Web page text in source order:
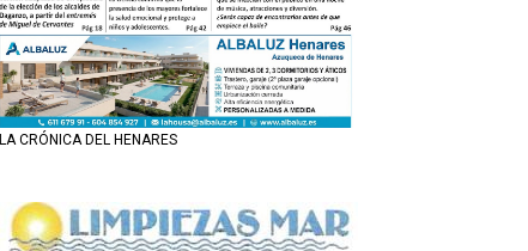
LA CRÓNICA DEL HENARES